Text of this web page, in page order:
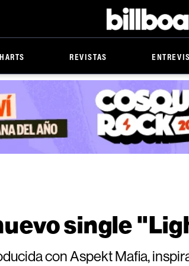
Billboard
REVISTAS
single
con Aspekt Mafia,